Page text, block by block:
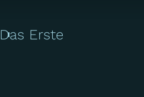
Das Erste